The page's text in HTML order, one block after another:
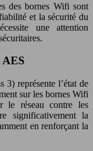
des bornes Wifi sont
et la sécurité du
une attention
représente l’état de
sur les bornes Wifi
le réseau contre les
significativement la
en renforçant la